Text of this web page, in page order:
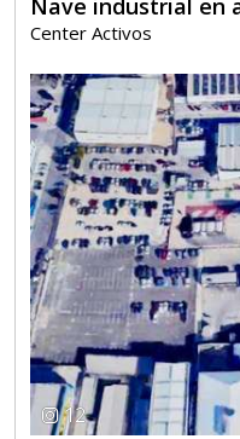
Nave industrial en
Center Activos
12